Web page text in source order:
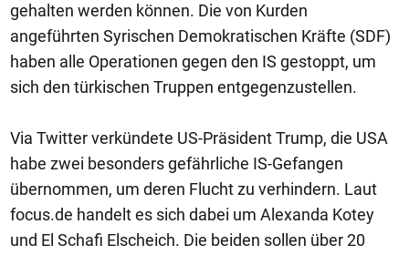
gehalten werden können. Die von Kurden
angeführten Syrischen Demokratischen Kräfte (SDF)
haben alle Operationen gegen den IS gestoppt, um
sich den türkischen Truppen entgegenzustellen.
Via Twitter verkündete US-Präsident Trump, die USA
habe zwei besonders gefährliche IS-Gefangen
übernommen, um deren Flucht zu verhindern. Laut
focus.de handelt es sich dabei um Alexanda Kotey
und El Schafi Elscheich. Die beiden sollen über 20